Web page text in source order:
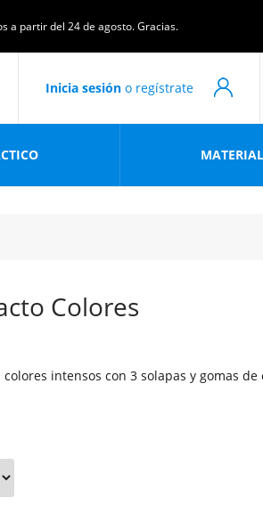
a partir del 24 de agosto. Gracias.
Inicia sesión o regístrate
Colores
intensos con 3 solapas y gomas de